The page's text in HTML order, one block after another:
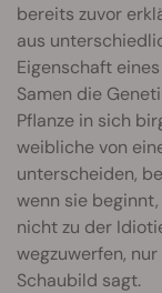
bereits zuvor
aus
Eigenschaft
Samen die
Pflanze in sich
weibliche von
unterscheiden,
wenn sie
nicht zu der
wegzuwerfen,
Schaubild sagt.